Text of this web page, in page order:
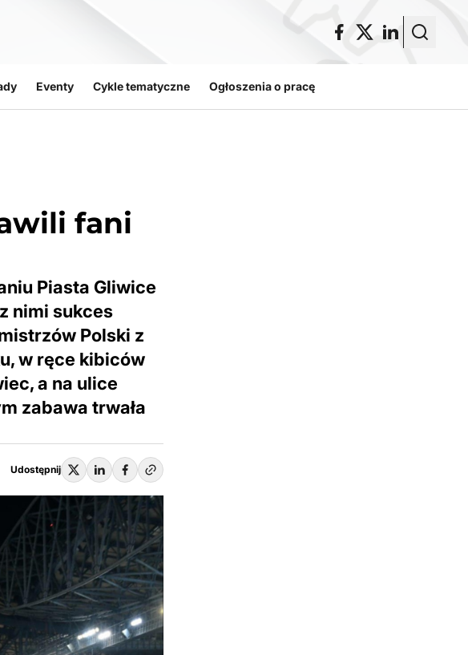
Eventy Cykle tematyczne Ogłoszenia o pracę
fani
Piasta Gliwice
nimi sukces
Polski z
w ręce kibiców
a na ulice
zabawa trwała
Udostępnij